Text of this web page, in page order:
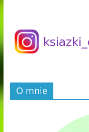
O mnie